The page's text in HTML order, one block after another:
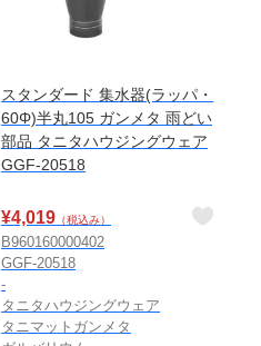
スタンダード 集水器(ラッパ・
60Φ)半丸105 ガンメタ 雨どい
部品 タニタハウジングウェア
GGF-20518
¥4,019 （税込み）
B960160000402
GGF-20518
-
タニタハウジングウェア
タニマットガンメタ